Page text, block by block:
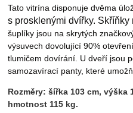
Tato vitrína disponuje dvěma
s prosklenými dvířky. Skříňky
šuplíky jsou na skrytých
výsuvech dovolující 90%
tlumičem dovírání. U dveří jsou
samozavírací panty, které
Rozměry: šířka 103 cm, výška
hmotnost 115 kg.